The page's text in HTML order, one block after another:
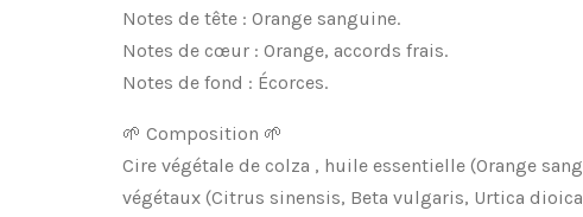
Notes de tête : Orange sanguine.
Notes de cœur : Orange, accords frais.
Notes de fond : Écorces.
🌱 Composition 🌱
Cire végétale de colza , huile essentielle (Orange
végétaux (Citrus sinensis, Beta vulgaris, Urtica